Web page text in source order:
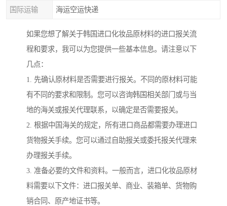
国际运输 海运空运快递
如果您想了解关于韩国进口化妆品原材料的进口报关流
程和要求，我可以为您提供一些基本信息。请注意以下
几点：
1. 先确认原材料是否需要进行报关。不同的原材料可能
有不同的要求和限制。您可以咨询韩国相关部门或与当
地的海关或报关代理联系，以确定是否需要报关。
2. 根据中国海关的规定，所有进口商品都需要办理进口
货物报关手续。您可以通过自助报关或委托报关代理来
办理报关手续。
3. 准备必要的文件和资料。一般而言，进口化妆品原材
料需要以下文件：进口报关单、商业、装箱单、货物购
销合同、原产地证书等。